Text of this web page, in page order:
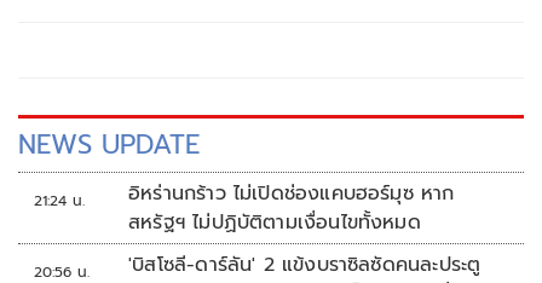
NEWS UPDATE
21:24 น.
อิหร่านกร้าว ไม่เปิดช่องแคบฮอร์มุซ หาก
สหรัฐฯ ไม่ปฏิบัติตามเงื่อนไขทั้งหมด
20:56 น.
'บิสโซลี-ดาร์ลัน' 2 แข้งบราซิลซัดคนละประตู